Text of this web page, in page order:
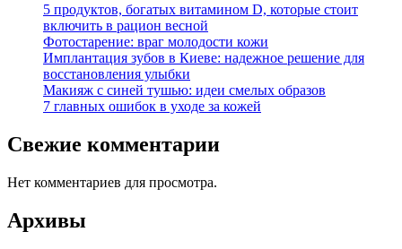
5 продуктов, богатых витамином D, которые стоит
включить в рацион весной
Фотостарение: враг молодости кожи
Имплантация зубов в Киеве: надежное решение для
восстановления улыбки
Макияж с синей тушью: идеи смелых образов
7 главных ошибок в уходе за кожей
Свежие комментарии
Нет комментариев для просмотра.
Архивы